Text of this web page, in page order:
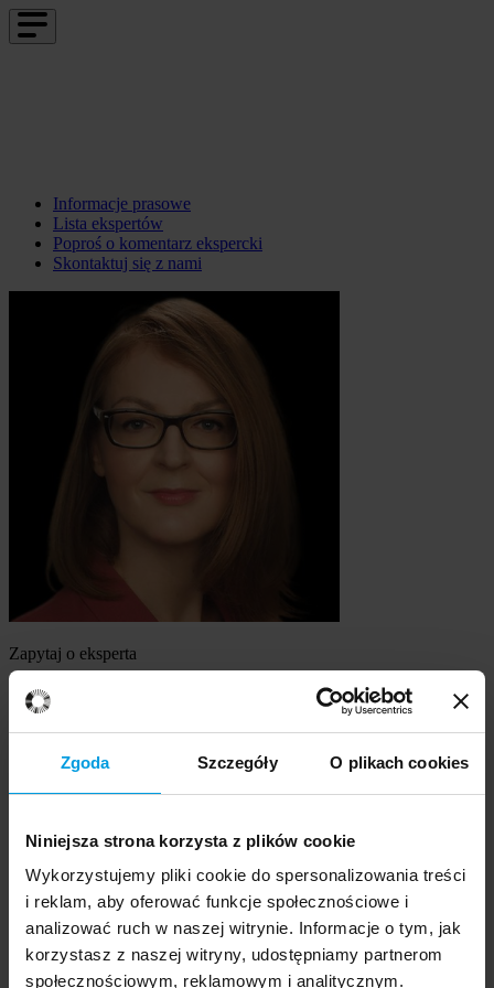
Zgoda Szczegóły O plikach cookies
Niniejsza strona korzysta z plików cookie
Wykorzystujemy pliki cookie do spersonalizowania treści
i reklam, aby oferować funkcje społecznościowe i
analizować ruch w naszej witrynie. Informacje o tym, jak
korzystasz z naszej witryny, udostępniamy partnerom
społecznościowym, reklamowym i analitycznym.
Informacje prasowe
Lista ekspertów
Poproś o komentarz ekspercki
Skontaktuj się z nami
Zapytaj o eksperta
dr hab., prof. Uniwersytetu SWPS Ewa Gruszczyńska
Szukasz eksperta
Wybierz temat
Ekspert
Wybierz formę kontaktu
udzielenie wywiadu
komentarz do artykułu
udział w audycji radiowej na żywo
udział w nagraniu audycji radiowej
udział w audycji telewizyjnej na żywo